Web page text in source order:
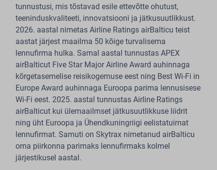
tunnustusi, mis tõstavad esile ettevõtte ohutust,
teeninduskvaliteeti, innovatsiooni ja jätkusuutlikkust.
2026. aastal nimetas Airline Ratings airBalticu teist
aastat järjest maailma 50 kõige turvalisema
lennufirma hulka. Samal aastal tunnustas APEX
airBalticut Five Star Major Airline Award auhinnaga
kõrgetasemelise reisikogemuse eest ning Best Wi-Fi in
Europe Award auhinnaga Euroopa parima lennusisese
Wi-Fi eest. 2025. aastal tunnustas Airline Ratings
airBalticut kui ülemaailmset jätkusuutlikkuse liidrit
ning üht Euroopa ja Ühendkuningriigi eelistatuimat
lennufirmat. Samuti on Skytrax nimetanud airBalticu
oma piirkonna parimaks lennufirmaks kolmel
järjestikusel aastal.